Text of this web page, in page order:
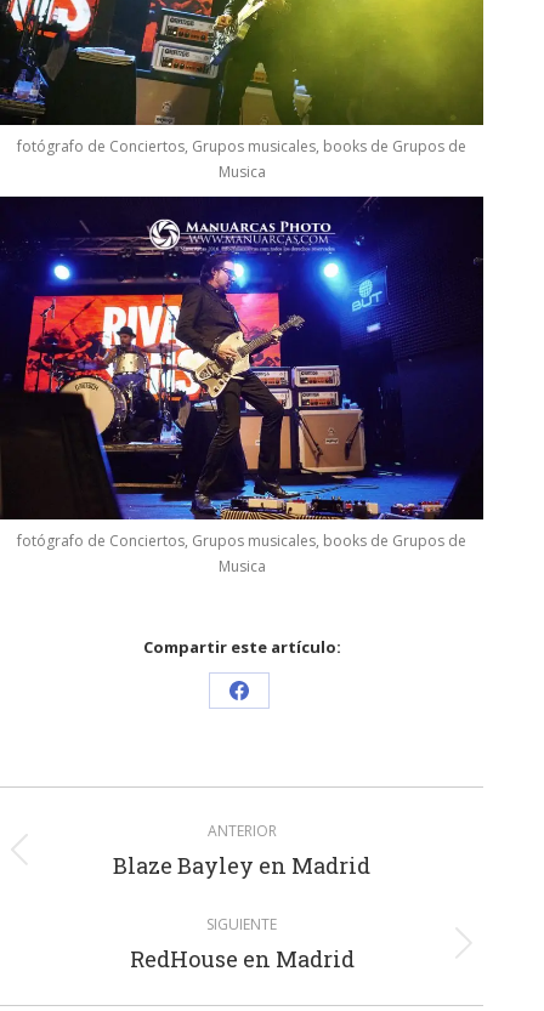
fotógrafo de Conciertos, Grupos musicales, books de Grupos de
Musica
fotógrafo de Conciertos, Grupos musicales, books de Grupos de
Musica
Compartir este artículo:
Share
Facebook
Navegación
entre
publicaciones
ANTERIOR
Publicación
Blaze Bayley en Madrid
SIGUIENTE
Publicación
RedHouse en Madrid